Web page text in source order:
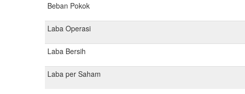
Beban Pokok
Laba Operasi
Laba Bersih
Laba per Saham